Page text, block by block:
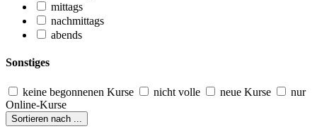
mittags
nachmittags
abends
Sonstiges
keine begonnenen Kurse nicht volle neue Kurse
nur
Online-Kurse
Sortieren nach ...